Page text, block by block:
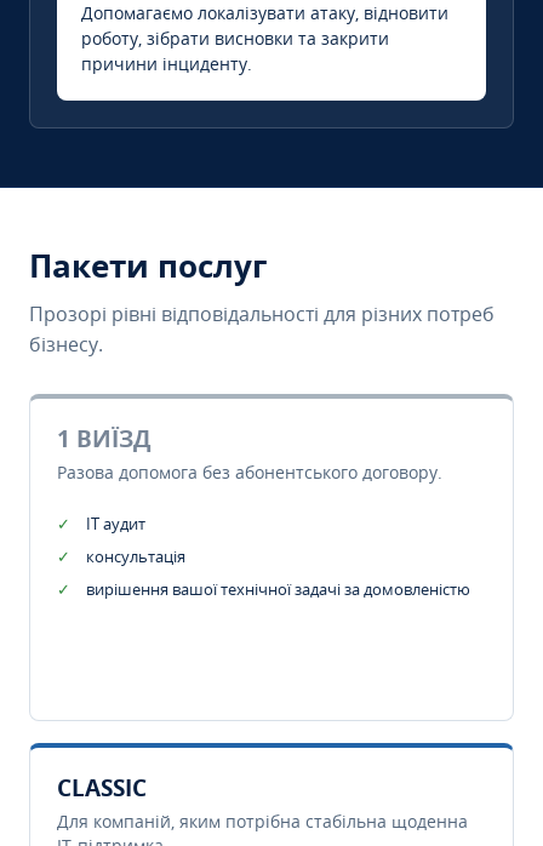
Допомагаємо локалізувати атаку, відновити
роботу, зібрати висновки та закрити
причини інциденту.
Пакети послуг
Прозорі рівні відповідальності для різних потреб
бізнесу.
1 ВИЇЗД
Разова допомога без абонентського договору.
IT аудит
консультація
вирішення вашої технічної задачі за домовленістю
CLASSIC
Для компаній, яким потрібна стабільна щоденна